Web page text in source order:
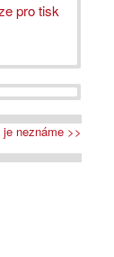
pro tisk
neznáme >>